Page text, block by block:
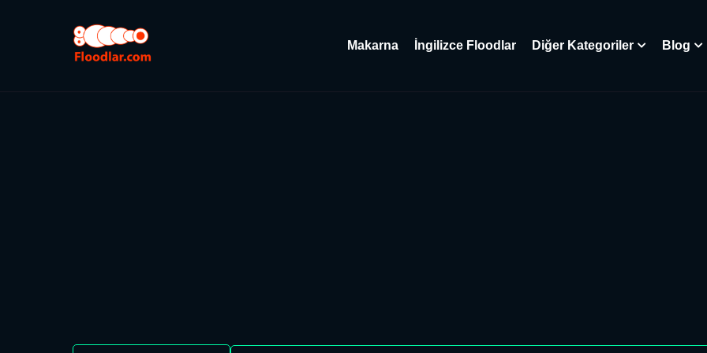
Makarna İngilizce Floodlar Diğer Kategoriler Blog